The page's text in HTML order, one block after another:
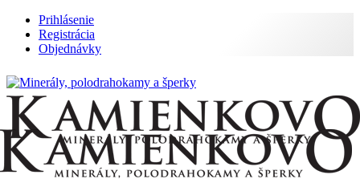
Prihlásenie
Registrácia
Objednávky